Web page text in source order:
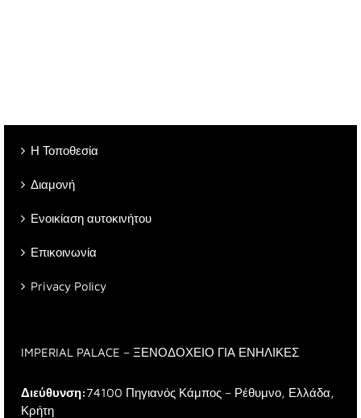
Η Τοποθεσία
Διαμονή
Ενοικίαση αυτοκινήτου
Επικοινωνία
Privacy Policy
IMPERIAL PALACE – ΞΕΝΟΔΟΧΕΙΟ ΓΙΑ ΕΝΗΛΙΚΕΣ
Διεύθυνση:74100 Πηγιανός Κάμπος – Ρέθυμνο, Ελλάδα,
Κρήτη